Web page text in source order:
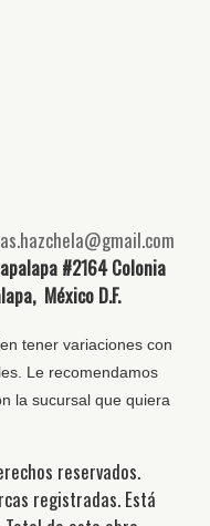
#2164 Colonia
México D.F.
tener variaciones con
Le recomendamos
la sucursal que quiera
reservados.
registradas. Está